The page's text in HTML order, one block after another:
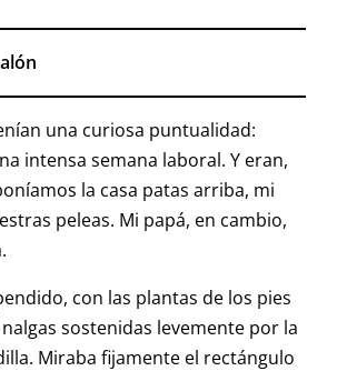
una curiosa puntualidad:
intensa semana laboral. Y eran,
la casa patas arriba, mi
peleas. Mi papá, en cambio,
con las plantas de los pies
sostenidas levemente por la
Miraba fijamente el rectángulo